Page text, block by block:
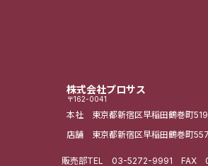
株式会社プロサス
〒162-0041
本社 東京都新宿区早稲田鶴巻町519
店舗 東京都新宿区早稲田鶴巻町557
販売部TEL 03-5272-9991 FAX